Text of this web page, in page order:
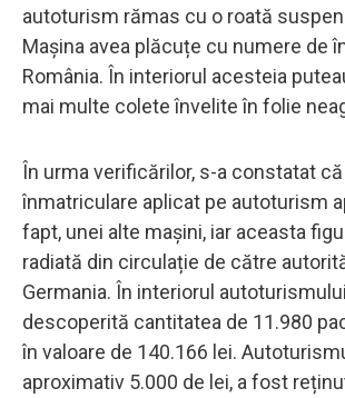
autoturism rămas cu o roată
Mașina avea plăcuțe cu numere de
România. În interiorul acesteia
mai multe colete învelite în folie
În urma verificărilor, s-a constatat
înmatriculare aplicat pe autoturism
fapt, unei alte mașini, iar aceasta
radiată din circulație de către
Germania. În interiorul
descoperită cantitatea de 11.980
în valoare de 140.166 lei.
aproximativ 5.000 de lei, a fost